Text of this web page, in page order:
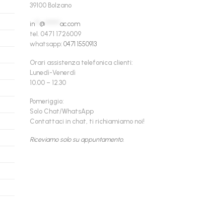
39100 Bolzano
in** @****** ac.com
tel. 0471 1726009
whatsapp: 0471 1550913
Orari assistenza telefonica clienti:
Lunedì-Venerdì
10.00 – 12.30
Pomeriggio:
Solo Chat/WhatsApp
Contattaci in chat, ti richiamiamo noi!
Riceviamo solo su appuntamento.